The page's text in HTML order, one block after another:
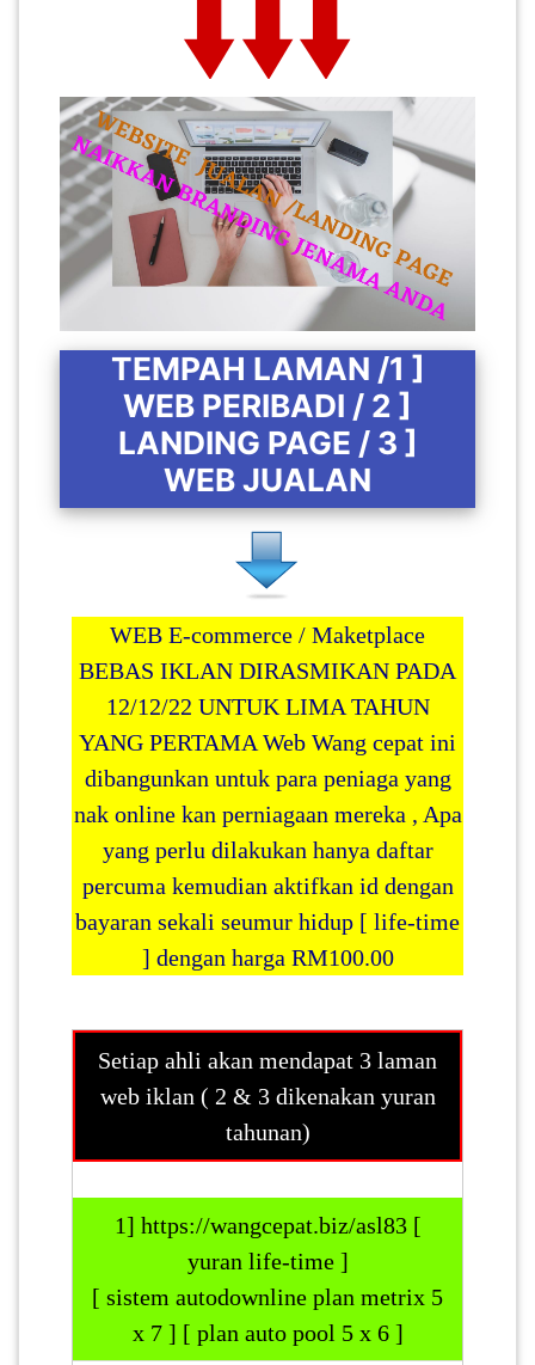
TEMPAH LAMAN /1 ]
WEB PERIBADI / 2 ]
LANDING PAGE / 3 ]
WEB JUALAN
WEB E-commerce / Maketplace
BEBAS IKLAN DIRASMIKAN PADA
12/12/22 UNTUK LIMA TAHUN
YANG PERTAMA Web Wang cepat ini
dibangunkan untuk para peniaga yang
nak online kan perniagaan mereka , Apa
yang perlu dilakukan hanya daftar
percuma kemudian aktifkan id dengan
bayaran sekali seumur hidup [ life-time
] dengan harga RM100.00
Setiap ahli akan mendapat 3 laman
web iklan ( 2 & 3 dikenakan yuran
tahunan)
1] https://wangcepat.biz/asl83 [
yuran life-time ]
[ sistem autodownline plan metrix 5
x 7 ] [ plan auto pool 5 x 6 ]